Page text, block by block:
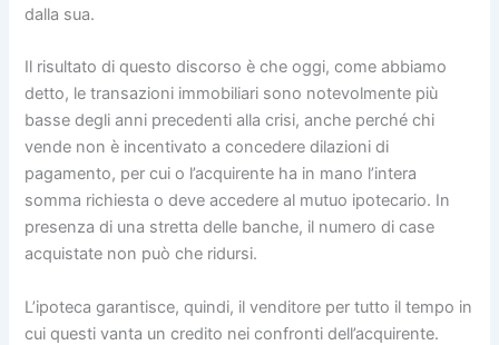
dalla sua.
Il risultato di questo discorso è che oggi, come abbiamo
detto, le transazioni immobiliari sono notevolmente più
basse degli anni precedenti alla crisi, anche perché chi
vende non è incentivato a concedere dilazioni di
pagamento, per cui o l’acquirente ha in mano l’intera
somma richiesta o deve accedere al mutuo ipotecario. In
presenza di una stretta delle banche, il numero di case
acquistate non può che ridursi.
L’ipoteca garantisce, quindi, il venditore per tutto il tempo in
cui questi vanta un credito nei confronti dell’acquirente.